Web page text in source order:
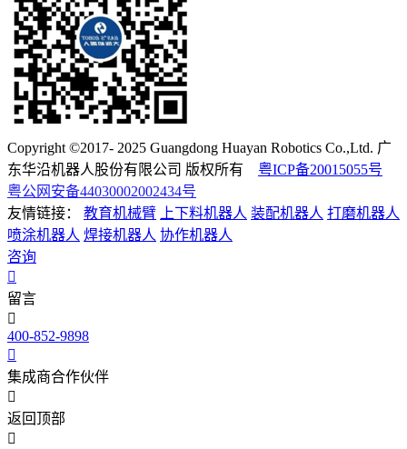
Copyright ©2017- 2025 Guangdong Huayan Robotics Co.,Ltd. 广
东华沿机器人股份有限公司 版权所有 粤ICP备20015055号
粤公网安备44030002002434号
友情链接：
教育机械臂 上下料机器人 装配机器人 打磨机器人
喷涂机器人 焊接机器人 协作机器人
咨询
留言
400-852-9898
集成商合作伙伴
返回顶部